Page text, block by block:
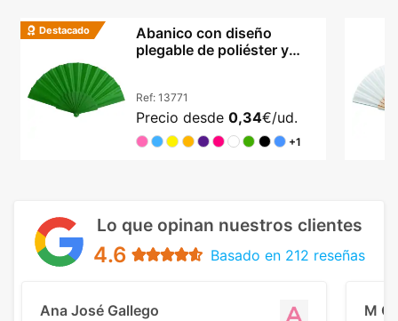
Destacado
Abanico con diseño
plegable de poliéster y
Ref: 13771
Precio desde 0,34€/ud.
+1
Lo que opinan nuestros clientes
4.6 Basado en 212 reseñas
Ana José Gallego M C